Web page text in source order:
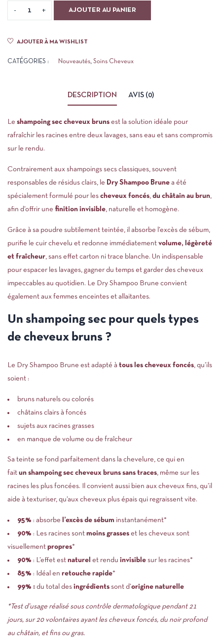
AJOUTER AU PANIER
AJOUTER À MA WISHLIST
CATÉGORIES : Nouveautés, Soins Cheveux
DESCRIPTION AVIS (0)
Le shampoing sec cheveux bruns est la solution idéale pour
rafraîchir les racines entre deux lavages, sans eau et sans compromis
sur le rendu.
Contrairement aux shampoings secs classiques, souvent
responsables de résidus clairs, le Dry Shampoo Brune a été
spécialement formulé pour les cheveux foncés, du châtain au brun,
afin d’offrir une finition invisible, naturelle et homogène.
Grâce à sa poudre subtilement teintée, il absorbe l’excès de sébum,
purifie le cuir chevelu et redonne immédiatement volume, légèreté
et fraîcheur, sans effet carton ni trace blanche. Un indispensable
pour espacer les lavages, gagner du temps et garder des cheveux
impeccables au quotidien. Le Dry Shampoo Brune convient
également aux femmes enceintes et allaitantes.
Un shampoing sec pour quels types
de cheveux bruns ?
Le Dry Shampoo Brune est adapté à tous les cheveux foncés, qu’ils
soient :
bruns naturels ou colorés
châtains clairs à foncés
sujets aux racines grasses
en manque de volume ou de fraîcheur
Sa teinte se fond parfaitement dans la chevelure, ce qui en
fait un shampoing sec cheveux bruns sans traces , même sur les
racines les plus foncées. Il convient aussi bien aux cheveux fins, qu’il
aide à texturiser, qu’aux cheveux plus épais qui regraissent vite.
95% : absorbe l’excès de sébum instantanément*
90% : Les racines sont moins grasses et les cheveux sont
visuellement propres*
90% : L’effet est naturel et rendu invisible sur les racines*
85% : Idéal en retouche rapide*
99% : du total des ingrédients sont d’origine naturelle
*Test d’usage réalisé sous contrôle dermatologique pendant 21
jours, sur 20 volontaires ayant les cheveux foncés, du noir profond
au châtain, et fins ou gras.